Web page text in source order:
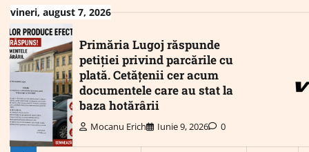
Skip
content
vineri, august 7, 2026
Primăria Lugoj răspunde
petiției privind parcările cu
plată. Cetățenii cer acum
documentele care au stat la
baza hotărârii
Mocanu Erich Iunie 9, 2026 0